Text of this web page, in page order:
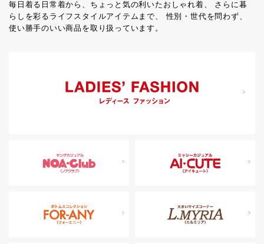
毎日着る日常着から、ちょっと気の利いたおしゃれ着、
さらに暮
らしを彩るライフスタイルアイテムまで、
性別・世代を問わず、
使い勝手のいい商品を取り扱っています。